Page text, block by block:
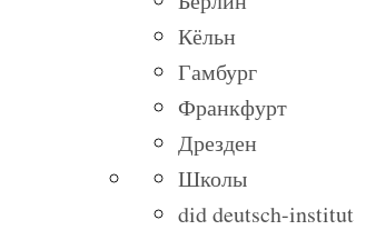
Кёльн
Гамбург
Франкфурт
Дрезден
Школы
did deutsch-institut